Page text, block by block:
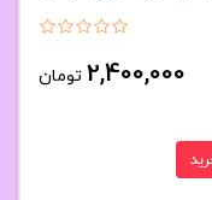
نازک کاپB کد 1638کد۲۰۲۳۲۵👙
2,400,000 تومان